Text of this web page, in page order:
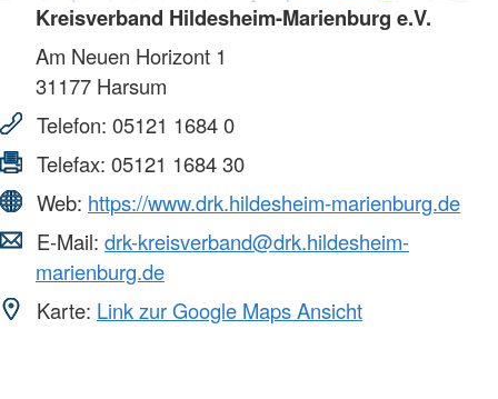
Kreisverband Hildesheim-Marienburg e.V.
Am Neuen Horizont 1
31177 Harsum
Telefon: 05121 1684 0
Telefax: 05121 1684 30
Web: https://www.drk.hildesheim-marienburg.de
E-Mail: drk-kreisverband@drk.hildesheim-
marienburg.de
Karte: Link zur Google Maps Ansicht